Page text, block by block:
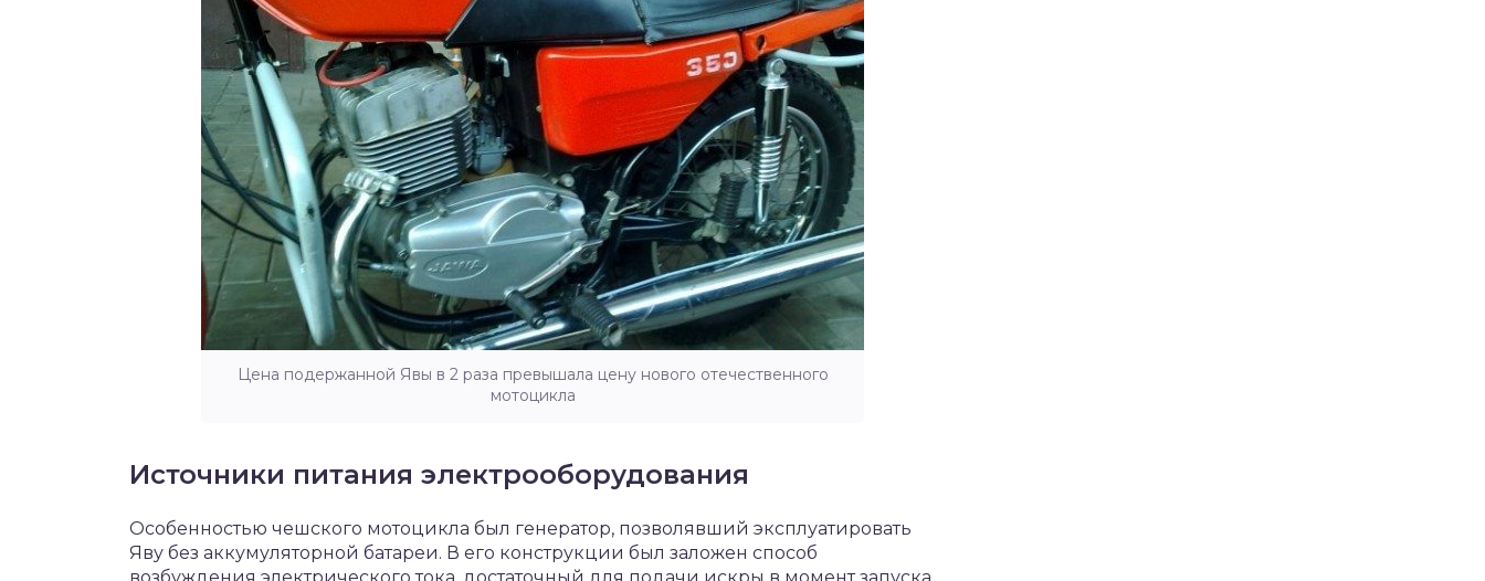
Цена подержанной Явы в 2 раза превышала цену нового отечественного
мотоцикла
Источники питания электрооборудования
Особенностью чешского мотоцикла был генератор, позволявший эксплуатировать
Яву без аккумуляторной батареи. В его конструкции был заложен способ